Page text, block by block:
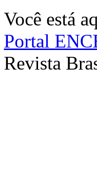
Você está
Portal
Revista